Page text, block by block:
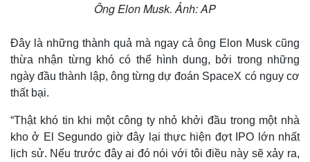
Ông Elon Musk. Ảnh: AP
Đây là những thành quả mà ngay cả ông Elon Musk cũng
thừa nhận từng khó có thể hình dung, bởi trong những
ngày đầu thành lập, ông từng dự đoán SpaceX có nguy cơ
thất bại.
“Thật khó tin khi một công ty nhỏ khởi đầu trong một nhà
kho ở El Segundo giờ đây lại thực hiện đợt IPO lớn nhất
lịch sử. Nếu trước đây ai đó nói với tôi điều này sẽ xảy ra,